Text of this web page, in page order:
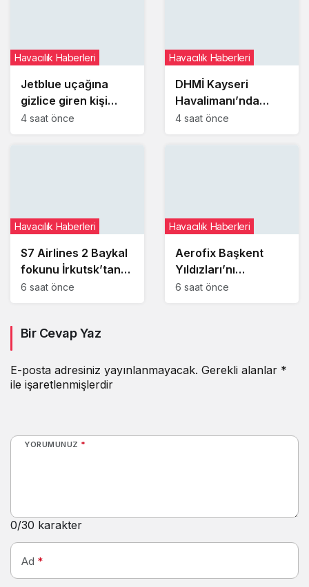
Jetblue uçağına
gizlice giren kişi
uyuyakaldığı
Havacılık Haberleri
4 saat önce
DHMİ Kayseri
Havalimanı’nda
kayıp ve buluntu
Havacılık Haberleri
4 saat önce
S7 Airlines 2 Baykal
fokunu İrkutsk’tan
Moskova’ya taşıdı
Havacılık Haberleri
6 saat önce
Aerofix Başkent
Yıldızları’nı
bünyesine katıyor
Havacılık Haberleri
6 saat önce
Bir Cevap Yaz
E-posta adresiniz yayınlanmayacak. Gerekli alanlar *
ile işaretlenmişlerdir
YORUMUNUZ *
0/30 karakter
Ad *